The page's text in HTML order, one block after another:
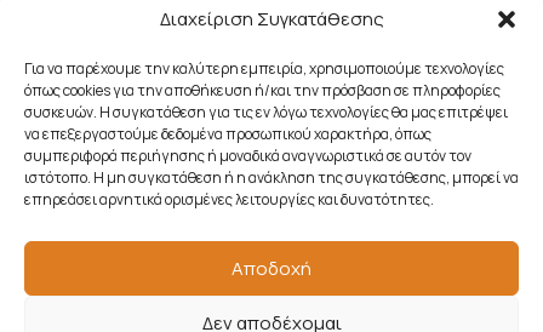
Διαχείριση Συγκατάθεσης
Για να παρέχουμε την καλύτερη εμπειρία, χρησιμοποιούμε τεχνολογίες
όπως cookies για την αποθήκευση ή/και την πρόσβαση σε πληροφορίες
συσκευών. Η συγκατάθεση για τις εν λόγω τεχνολογίες θα μας επιτρέψει
να επεξεργαστούμε δεδομένα προσωπικού χαρακτήρα, όπως
συμπεριφορά περιήγησης ή μοναδικά αναγνωριστικά σε αυτόν τον
ιστότοπο. Η μη συγκατάθεση ή η ανάκληση της συγκατάθεσης, μπορεί να
επηρεάσει αρνητικά ορισμένες λειτουργίες και δυνατότητες.
Αποδοχή
Δεν αποδέχομαι
ποιοτικά
μουσικά
όργανα.
Copyright © 2026 Samouelian. All Rights Reserved.